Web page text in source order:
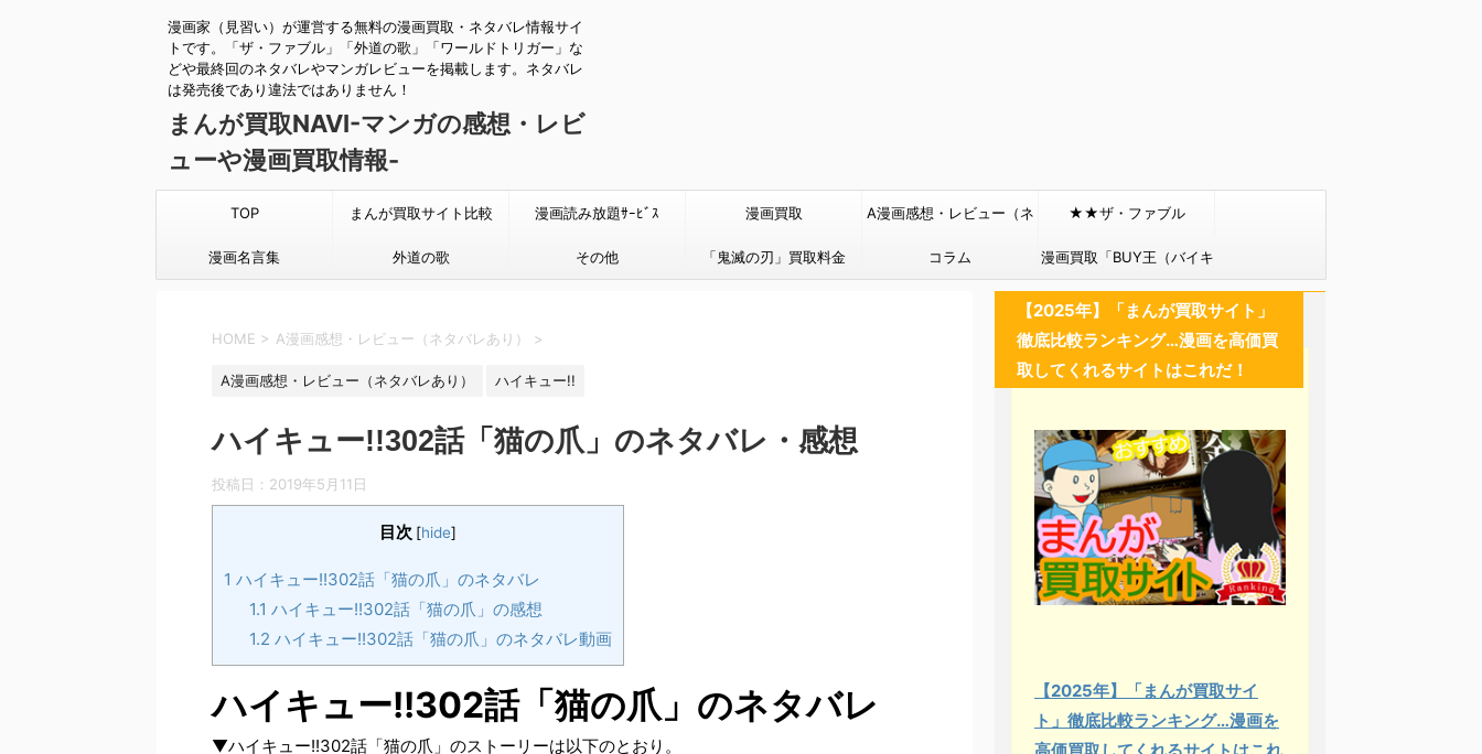
漫画家（見習い）が運営する無料の漫画買取・ネタバレ情報サイ
トです。「ザ・ファブル」「外道の歌」「ワールドトリガー」な
どや最終回のネタバレやマンガレビューを掲載します。ネタバレ
は発売後であり違法ではありません！
まんが買取NAVI-マンガの感想・レビ
ューや漫画買取情報-
TOP まんが買取サイト比較 漫画読み放題ｻｰﾋﾞｽ 漫画買取 A漫画感想・レビュー（ネ
タバレあり）
★★ザ・ファブル
漫画名言集 外道の歌 その他 「鬼滅の刃」買取料金 コラム 漫画買取「BUY王（バイキ
ング）」
HOME > A漫画感想・レビュー（ネタバレあり） >
A漫画感想・レビュー（ネタバレあり） ハイキュー!!
ハイキュー!!302話「猫の爪」のネタバレ・感想
投稿日： 2019年5月11日
目次 [hide]
1 ハイキュー!!302話「猫の爪」のネタバレ
1.1 ハイキュー!!302話「猫の爪」の感想
1.2 ハイキュー!!302話「猫の爪」のネタバレ動画
ハイキュー!!302話「猫の爪」のネタバレ
▼ハイキュー!!302話「猫の爪」のストーリーは以下のとおり。
【2025年】「まんが買取サイト」
徹底比較ランキング…漫画を高価買
取してくれるサイトはこれだ！
【2025年】「まんが買取サイ
ト」徹底比較ランキング…漫画を
高価買取してくれるサイトはこれ